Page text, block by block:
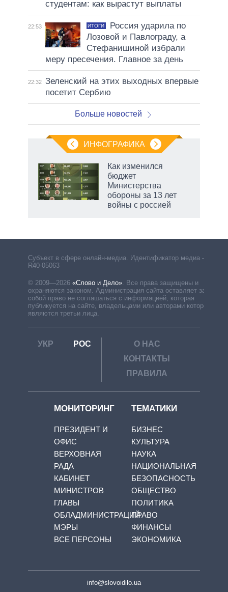
студентам: как вырастут выплаты
22:53 ИТОГИ
Россия ударила по
Лозовой и Павлограду, а
Стефанишиной избрали
меру пресечения. Главное за день
22:32 Зеленский на этих выходных впервые
посетит Сербию
Больше новостей
ИНФОГРАФИКА
Как изменился
бюджет
Министерства
обороны за 13 лет
войны с россией
Субъект в сфере онлайн-медиа. Идентификатор медиа –
R40-05063
© 2009—2026 «Слово и Дело». Все права защищены и
охраняются законом. Администрация сайта оставляет за
собой право не соглашаться с информацией, которая
публикуется на сайте, владельцами или авторами которой
являются третьи лица.
УКР РОС
О НАС
КОНТАКТЫ
ПРАВИЛА
МОНИТОРИНГ
ПРЕЗИДЕНТ И
ОФИС
ВЕРХОВНАЯ
РАДА
КАБИНЕТ
МИНИСТРОВ
ГЛАВЫ
ОБЛАДМИНИСТРАЦИЙ
МЭРЫ
ВСЕ ПЕРСОНЫ
ТЕМАТИКИ
БИЗНЕС
КУЛЬТУРА
НАУКА
НАЦИОНАЛЬНАЯ
БЕЗОПАСНОСТЬ
ОБЩЕСТВО
ПОЛИТИКА
ПРАВО
ФИНАНСЫ
ЭКОНОМИКА
info@slovoidilo.ua